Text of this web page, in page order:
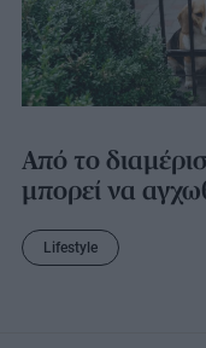
Από το
μπορεί να
Lifestyle